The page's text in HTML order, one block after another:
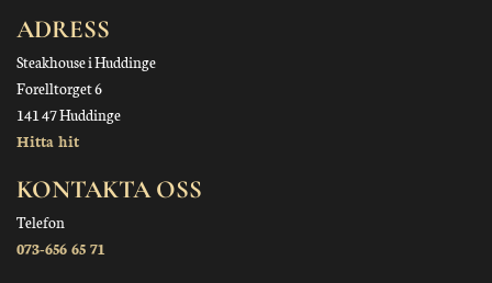
ADRESS
Steakhouse i Huddinge
Forelltorget 6
141 47 Huddinge
Hitta hit
KONTAKTA OSS
Telefon
073-656 65 71